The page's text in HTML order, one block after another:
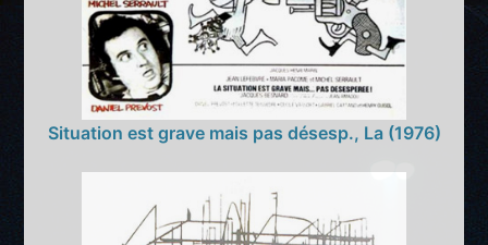
Situation est grave mais pas désesp., La (1976)